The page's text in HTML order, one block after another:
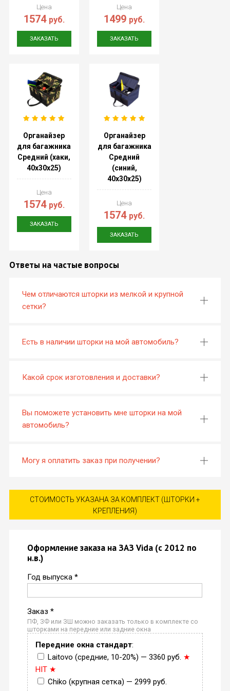
Цена
1574 руб.
ЗАКАЗАТЬ
Цена
1499 руб.
ЗАКАЗАТЬ
Органайзер
для багажника
Средний (хаки,
40х30х25)
Цена
1574 руб.
ЗАКАЗАТЬ
Органайзер
для багажника
Средний
(синий,
40х30х25)
Цена
1574 руб.
ЗАКАЗАТЬ
Ответы на частые вопросы
Чем отличаются шторки из мелкой и крупной
сетки?
Есть в наличии шторки на мой автомобиль?
Какой срок изготовления и доставки?
Вы поможете установить мне шторки на мой
автомобиль?
Могу я оплатить заказ при получении?
СТОИМОСТЬ УКАЗАНА ЗА КОМПЛЕКТ (ШТОРКИ +
КРЕПЛЕНИЯ)
Оформление заказа на ЗАЗ Vida (с 2012 по
н.в.)
Год выпуска *
Заказ *
ПФ, ЗФ или ЗШ можно заказать только в комплекте со
шторками на передние или задние окна
Передние окна стандарт:
Laitovo (средние, 10-20%) — 3360 руб. ★
HIT ★
Chiko (крупная сетка) — 2999 руб.